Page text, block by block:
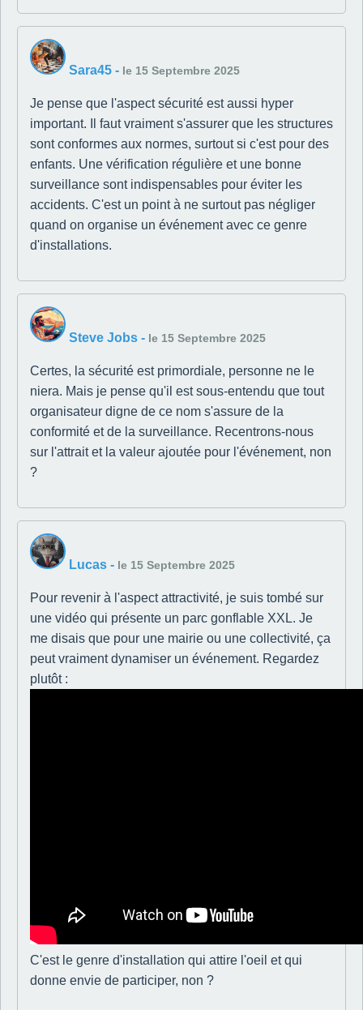
Sara45 - le 15 Septembre 2025
Je pense que l'aspect sécurité est aussi hyper
important. Il faut vraiment s'assurer que les structures
sont conformes aux normes, surtout si c'est pour des
enfants. Une vérification régulière et une bonne
surveillance sont indispensables pour éviter les
accidents. C'est un point à ne surtout pas négliger
quand on organise un événement avec ce genre
d'installations.
Steve Jobs - le 15 Septembre 2025
Certes, la sécurité est primordiale, personne ne le
niera. Mais je pense qu'il est sous-entendu que tout
organisateur digne de ce nom s'assure de la
conformité et de la surveillance. Recentrons-nous
sur l'attrait et la valeur ajoutée pour l'événement, non
?
Lucas - le 15 Septembre 2025
Pour revenir à l'aspect attractivité, je suis tombé sur
une vidéo qui présente un parc gonflable XXL. Je
me disais que pour une mairie ou une collectivité, ça
peut vraiment dynamiser un événement. Regardez
plutôt :
C'est le genre d'installation qui attire l'oeil et qui
donne envie de participer, non ?